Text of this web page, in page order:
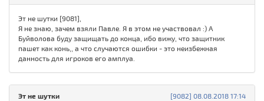
Эт не шутки [9081],
Я не знаю, зачем взяли Павле. Я в этом не участвовал :) А
Буйволова буду защищать до конца, ибо вижу, что защитник
пашет как конь,, а что случаются ошибки - это неизбежная
данность для игроков его амплуа.
[9082] 08.08.2018 17:14
Эт не шутки